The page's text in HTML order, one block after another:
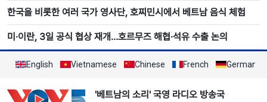
한국을 비롯한 여러 국가 영사단, 호찌민시에서 베트남 음식 체험
미·이란, 3일 공식 협상 재개…호르무즈 해협·석유 수출 논의
English Vietnamese Chinese French German
'베트남의 소리' 국영 라디오 방송국